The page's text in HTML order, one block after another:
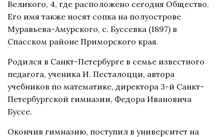
Великого, 4, где расположено сегодня Общество.
Его имя также носят сопка на полуострове
Муравьева-Амурского, с. Буссевка (1897) в
Спасском районе Приморского края.
Родился в Санкт-Петербурге в семье известного
педагога, ученика И. Песталоцци, автора
учебников по математике, директора 3-й Санкт-
Петербургской гимназии, Федора Ивановича
Буссе.
Окончив гимназию, поступил в университет на